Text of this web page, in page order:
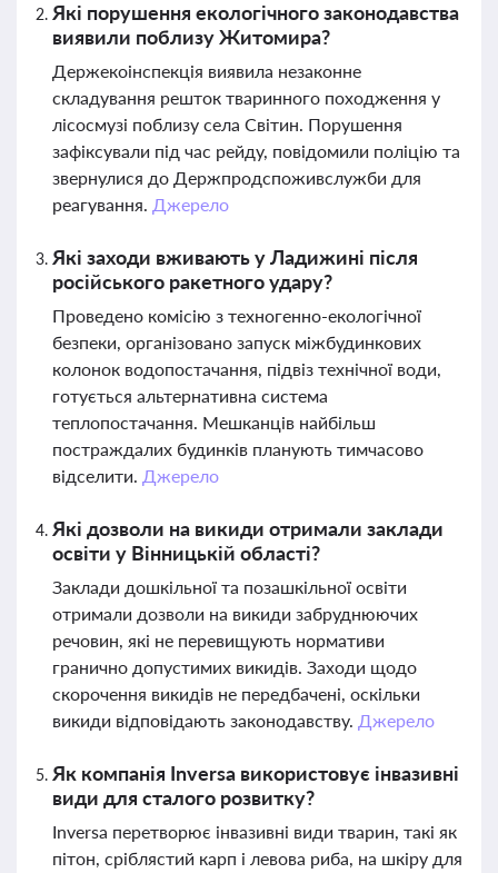
Які порушення екологічного законодавства
виявили поблизу Житомира?
Держекоінспекція виявила незаконне
складування решток тваринного походження у
лісосмузі поблизу села Світин. Порушення
зафіксували під час рейду, повідомили поліцію та
звернулися до Держпродспоживслужби для
реагування. Джерело
Які заходи вживають у Ладижині після
російського ракетного удару?
Проведено комісію з техногенно-екологічної
безпеки, організовано запуск міжбудинкових
колонок водопостачання, підвіз технічної води,
готується альтернативна система
теплопостачання. Мешканців найбільш
постраждалих будинків планують тимчасово
відселити. Джерело
Які дозволи на викиди отримали заклади
освіти у Вінницькій області?
Заклади дошкільної та позашкільної освіти
отримали дозволи на викиди забруднюючих
речовин, які не перевищують нормативи
гранично допустимих викидів. Заходи щодо
скорочення викидів не передбачені, оскільки
викиди відповідають законодавству. Джерело
Як компанія Inversa використовує інвазивні
види для сталого розвитку?
Inversa перетворює інвазивні види тварин, такі як
пітон, сріблястий карп і левова риба, на шкіру для